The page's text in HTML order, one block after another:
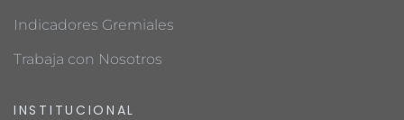
Indicadores Gremiales
Trabaja con Nosotros
INSTITUCIONAL